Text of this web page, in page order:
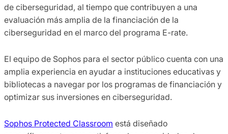
de ciberseguridad, al tiempo que contribuyen a una
evaluación más amplia de la financiación de la
ciberseguridad en el marco del programa E-rate.
El equipo de Sophos para el sector público cuenta con una
amplia experiencia en ayudar a instituciones educativas y
bibliotecas a navegar por los programas de financiación y
optimizar sus inversiones en ciberseguridad.
Sophos Protected Classroom está diseñado